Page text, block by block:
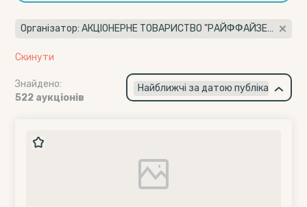
Організатор: АКЦІОНЕРНЕ ТОВАРИСТВО "РАЙФФАЙЗЕН БАНК" (14305909)
Скинути
Знайдено:
522 аукціонів
×
Найближчі за датою публікації